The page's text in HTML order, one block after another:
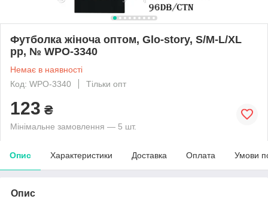
Футболка жіноча оптом, Glo-story, S/M-L/XL
pp, № WPO-3340
Немає в наявності
Код: WPO-3340
Тільки опт
123 ₴
Мінімальне замовлення — 5 шт.
Опис Характеристики Доставка Оплата Умови
Опис